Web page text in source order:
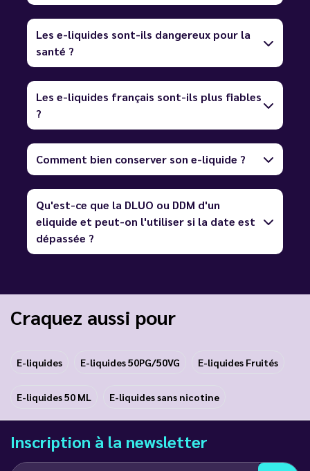
Les e-liquides sont-ils dangereux pour la
santé ?
Les e-liquides français sont-ils plus fiables
?
Comment bien conserver son e-liquide ?
Qu'est-ce que la DLUO ou DDM d'un
eliquide et peut-on l'utiliser si la date est
dépassée ?
Craquez aussi pour
E-liquides E-liquides 50PG/50VG E-liquides Fruités
E-liquides 50 ML E-liquides sans nicotine
Inscription à la newsletter